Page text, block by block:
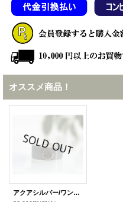
オススメ商品！
アクアシルバー/ワンポイント 6 ペンスコインシルバー×ブラスリング